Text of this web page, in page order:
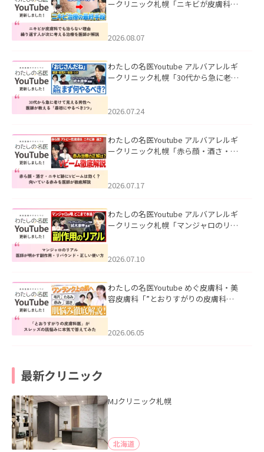
ークリニック札幌「ニキビが皮膚科で
ました。
2026.08.07
わたしの名医Youtube アルバアレルギ
ークリニック札幌「30代から急に老け
た。
2026.07.24
わたしの名医Youtube アルバアレルギ
ークリニック札幌「赤ら顔・酒さ・ニ
した。
2026.07.17
わたしの名医Youtube アルバアレルギ
ークリニック札幌「マンジャロのリア
た。
2026.07.10
わたしの名医Youtube めぐ皮膚科・美
容皮膚科「”とおりすがりの皮膚科
2026.06.05
最新クリニック
MJクリニック札幌
北海道